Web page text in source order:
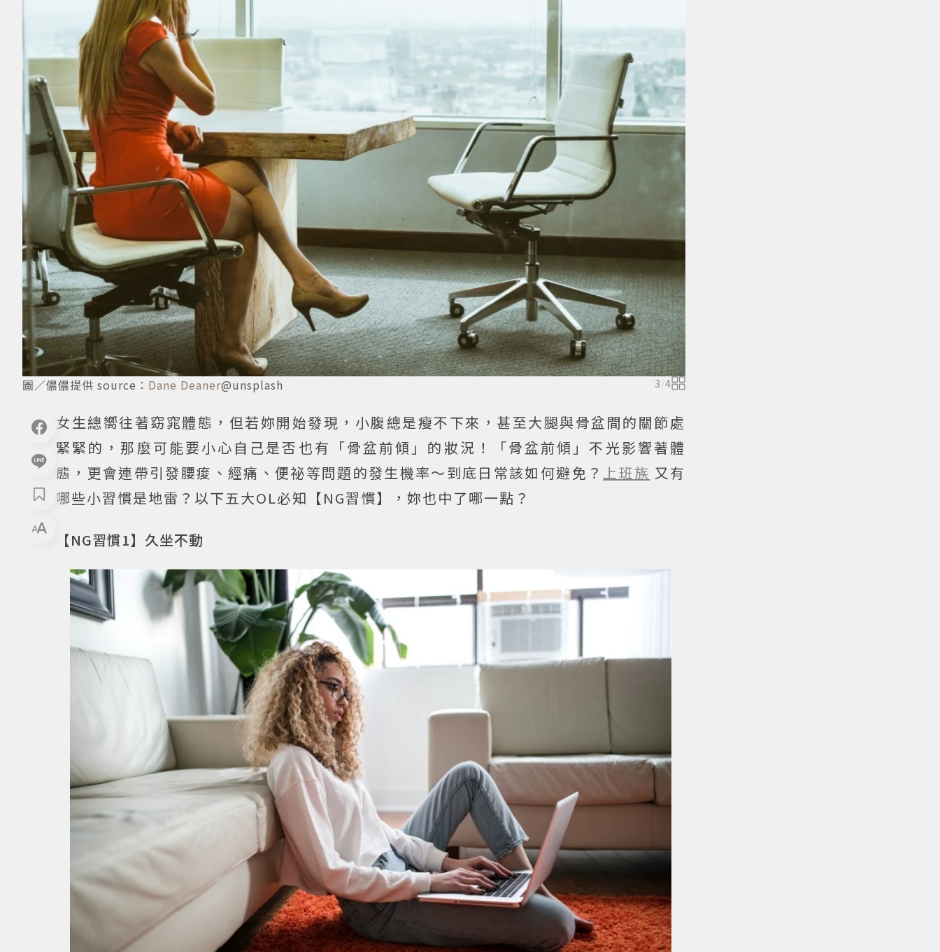
圖／儂儂提供 source： Dane Deaner@unsplash 3/4
女生總嚮往著窈窕體態，但若妳開始發現，小腹總是瘦不下來，甚至大腿與骨盆間的關節處
緊緊的，那麼可能要小心自己是否也有「骨盆前傾」的妝況！「骨盆前傾」不光影響著體
態，更會連帶引發腰痠、經痛、便祕等問題的發生機率～到底日常該如何避免？ 上班族 又有
哪些小習慣是地雷？以下五大OL必知【NG習慣】，妳也中了哪一點？
【NG習慣1】久坐不動